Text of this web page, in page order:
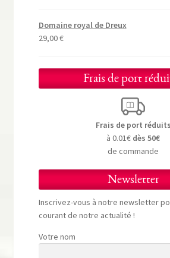
Domaine royal de Dreux
29,00€
Frais de port
Frais de port réduits
à 0.01€ dès 50€
de commande
Newsletter
Inscrivez-vous à notre newsletter
courant de notre actualité !
Votre nom